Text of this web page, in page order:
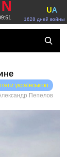
N
1628 дней войны
UA
українською
Пепелов